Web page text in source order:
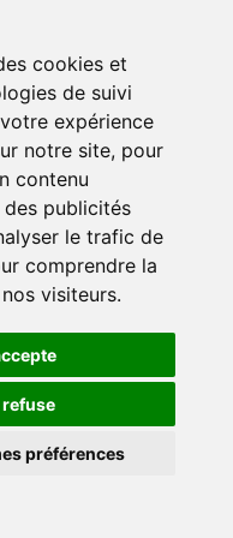
cookies et
de suivi
expérience
notre site, pour
contenu
publicités
le trafic de
comprendre la
visiteurs.
refuse
préférences